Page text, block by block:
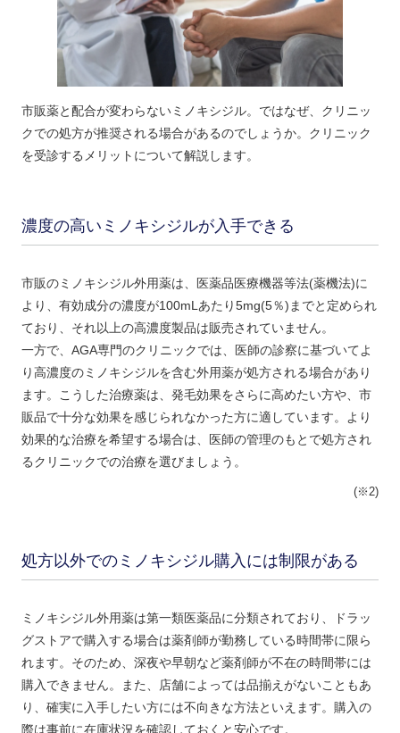
市販薬と配合が変わらないミノキシジル。ではなぜ、クリニッ
クでの処方が推奨される場合があるのでしょうか。クリニック
を受診するメリットについて解説します。
濃度の高いミノキシジルが入手できる
市販のミノキシジル外用薬は、医薬品医療機器等法(薬機法)に
より、有効成分の濃度が100mLあたり5mg(5％)までと定められ
ており、それ以上の高濃度製品は販売されていません。
一方で、AGA専門のクリニックでは、医師の診察に基づいてよ
り高濃度のミノキシジルを含む外用薬が処方される場合があり
ます。こうした治療薬は、発毛効果をさらに高めたい方や、市
販品で十分な効果を感じられなかった方に適しています。より
効果的な治療を希望する場合は、医師の管理のもとで処方され
るクリニックでの治療を選びましょう。
(※2)
処方以外でのミノキシジル購入には制限がある
ミノキシジル外用薬は第一類医薬品に分類されており、ドラッ
グストアで購入する場合は薬剤師が勤務している時間帯に限ら
れます。そのため、深夜や早朝など薬剤師が不在の時間帯には
購入できません。また、店舗によっては品揃えがないこともあ
り、確実に入手したい方には不向きな方法といえます。購入の
際は事前に在庫状況を確認しておくと安心です。